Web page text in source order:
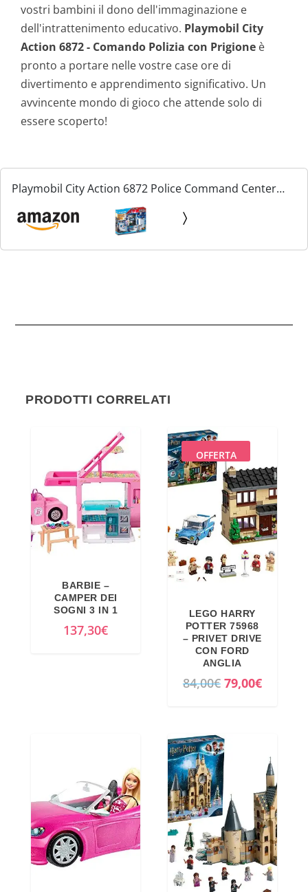
vostri bambini il dono dell'immaginazione e
dell'intrattenimento educativo. Playmobil City
Action 6872 - Comando Polizia con Prigione è
pronto a portare nelle vostre case ore di
divertimento e apprendimento significativo. Un
avvincente mondo di gioco che attende solo di
essere scoperto!
Playmobil City Action 6872 Police Command Center
with Prison, For Children Ages 5+
PRODOTTI CORRELATI
BARBIE –
CAMPER DEI
SOGNI 3 IN 1
137,30€
OFFERTA
LEGO HARRY
POTTER 75968
– PRIVET DRIVE
CON FORD
ANGLIA
84,00€ I
r
e
z
o
o
r
i
79,00€I
z
z
o
a
t
t
u